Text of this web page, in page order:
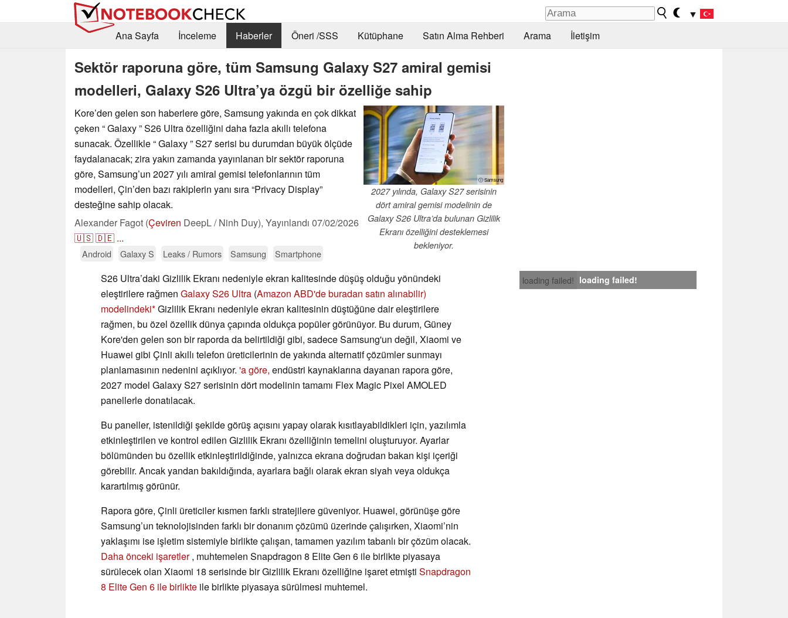
▼
Ana Sayfa
İnceleme Haberler Öneri /SSS Kütüphane Satın Alma Rehberi Arama İletişim
Sektör raporuna göre, tüm Samsung Galaxy S27 amiral gemisi
modelleri, Galaxy S26 Ultra’ya özgü bir özelliğe sahip
ⓘ Samsung
2027 yılında, Galaxy S27 serisinin
dört amiral gemisi modelinin de
Galaxy S26 Ultra’da bulunan Gizlilik
Ekranı özelliğini desteklemesi
bekleniyor.
Kore’den gelen son haberlere göre, Samsung yakında en çok dikkat
çeken “ Galaxy ” S26 Ultra özelliğini daha fazla akıllı telefona
sunacak. Özellikle “ Galaxy ” S27 serisi bu durumdan büyük ölçüde
faydalanacak; zira yakın zamanda yayınlanan bir sektör raporuna
göre, Samsung’un 2027 yılı amiral gemisi telefonlarının tüm
modelleri, Çin’den bazı rakiplerin yanı sıra “Privacy Display”
desteğine sahip olacak.
Alexander Fagot (Çeviren DeepL / Ninh Duy), Yayınlandı 07/02/2026
🇺🇸🇩🇪 ...
Android Galaxy S Leaks / Rumors Samsung Smartphone
loading failed! loading failed!
S26 Ultra’daki Gizlilik Ekranı nedeniyle ekran kalitesinde düşüş olduğu yönündeki
eleştirilere rağmen Galaxy S26 Ultra (Amazon ABD'de buradan satın alınabilir)
modelindeki Gizlilik Ekranı nedeniyle ekran kalitesinin düştüğüne dair eleştirilere
rağmen, bu özel özellik dünya çapında oldukça popüler görünüyor. Bu durum, Güney
Kore'den gelen son bir raporda da belirtildiği gibi, sadece Samsung'un değil, Xiaomi ve
Huawei gibi Çinli akıllı telefon üreticilerinin de yakında alternatif çözümler sunmayı
planlamasının nedenini açıklıyor. 'a göre, endüstri kaynaklarına dayanan rapora göre,
2027 model Galaxy S27 serisinin dört modelinin tamamı Flex Magic Pixel AMOLED
panellerle donatılacak.
Bu paneller, istenildiği şekilde görüş açısını yapay olarak kısıtlayabildikleri için, yazılımla
etkinleştirilen ve kontrol edilen Gizlilik Ekranı özelliğinin temelini oluşturuyor. Ayarlar
bölümünden bu özellik etkinleştirildiğinde, yalnızca ekrana doğrudan bakan kişi içeriği
görebilir. Ancak yandan bakıldığında, ayarlara bağlı olarak ekran siyah veya oldukça
karartılmış görünür.
Rapora göre, Çinli üreticiler kısmen farklı stratejilere güveniyor. Huawei, görünüşe göre
Samsung’un teknolojisinden farklı bir donanım çözümü üzerinde çalışırken, Xiaomi’nin
yaklaşımı ise işletim sistemiyle birlikte çalışan, tamamen yazılım tabanlı bir çözüm olacak.
Daha önceki işaretler, muhtemelen Snapdragon 8 Elite Gen 6 ile birlikte piyasaya
sürülecek olan Xiaomi 18 serisinde bir Gizlilik Ekranı özelliğine işaret etmişti Snapdragon
8 Elite Gen 6 ile birlikte ile birlikte piyasaya sürülmesi muhtemel.